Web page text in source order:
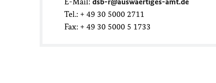
Tel.: + 49 30 5000 2711
Fax: + 49 30 5000 5 1733